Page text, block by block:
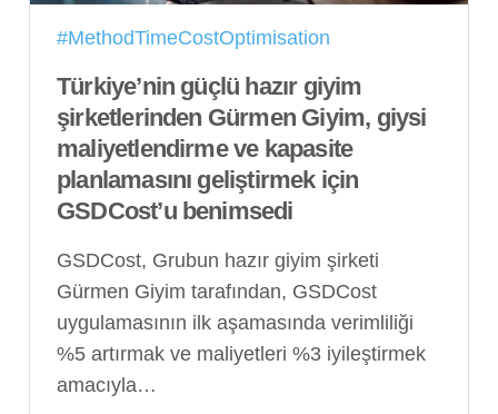
#MethodTimeCostOptimisation
Türkiye’nin güçlü hazır giyim
şirketlerinden Gürmen Giyim, giysi
maliyetlendirme ve kapasite
planlamasını geliştirmek için
GSDCost’u benimsedi
GSDCost, Grubun hazır giyim şirketi
Gürmen Giyim tarafından, GSDCost
uygulamasının ilk aşamasında verimliliği
%5 artırmak ve maliyetleri %3 iyileştirmek
amacıyla…